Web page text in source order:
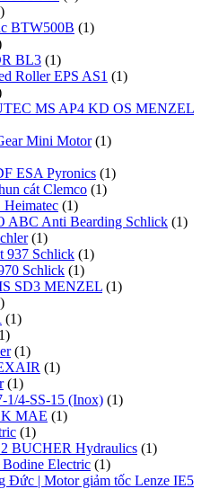
BTW500B (1)
BL3 (1)
Roller EPS AS1 (1)
MS AP4 KD OS MENZEL
Mini Motor (1)
ESA Pyronics (1)
cát Clemco (1)
(1)
ABC Anti Bearding Schlick (1)
(1)
937 Schlick (1)
Schlick (1)
SD3 MENZEL (1)
(1)
(1)
(1)
(1)
1/4-SS-15 (Inox) (1)
MAE (1)
(1)
BUCHER Hydraulics (1)
Electric (1)
Đức | Motor giảm tốc Lenze IE5